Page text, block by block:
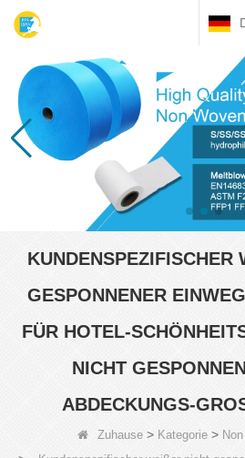
KUNDENSPEZIFISCHER
ESPONNENER EINWEG-
ÜR HOTEL-
ICHT
BDECKUNGS-
Zuhause> Kategorie>